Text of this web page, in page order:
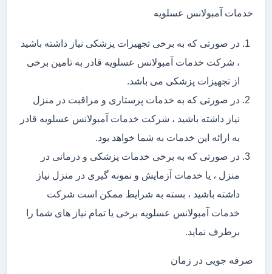
خدمات آمبولانس عسلویه
در صورتی که به برخی تجهیزات پزشکی نیاز داشته باشید
، شرکت خدمات آمبولانس عسلویه قادر به تامین برخی
از تجهیزات پزشکی می باشد.
در صورتی که به خدمات پرستاری و مراقبت در منزل
نیاز داشته باشید ، شرکت خدمات آمبولانس عسلویه قادر
به ارائه این خدمات به شما خواهد بود.
در صورتی که به برخی خدمات پزشکی و درمانی در
منزل ، یا خدمات آزمایش و نمونه گیری در منزل نیاز
داشته باشید ، بسته به شرایط ممکن است شرکت
خدمات آمبولانس عسلویه برخی یا تمام نیاز های شما را
برطرف نماید.
صرفه جویی در زمان